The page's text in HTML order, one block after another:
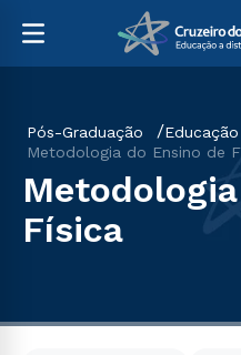
Pós-Graduação
Educação
Metodologia do Ensino de
Física